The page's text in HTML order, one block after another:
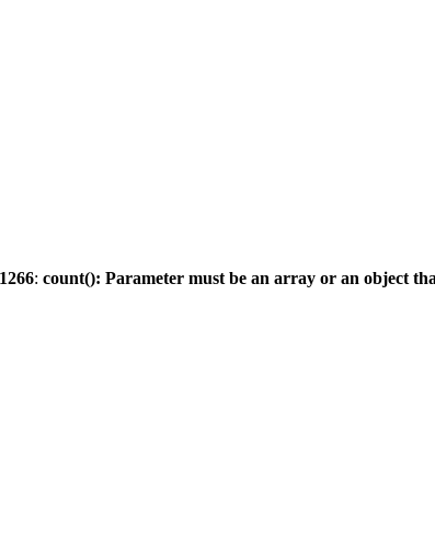
1266: count(): Parameter must be an array or an object